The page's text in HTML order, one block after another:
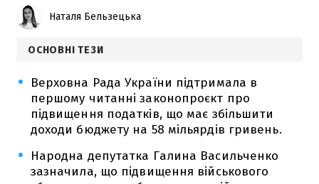
Наталя Бельзецька
ОСНОВНІ ТЕЗИ
Верховна Рада України підтримала в
першому читанні законопроєкт про
підвищення податків, що має збільшити
доходи бюджету на 58 мільярдів гривень.
Народна депутатка Галина Васильченко
зазначила, що підвищення військового